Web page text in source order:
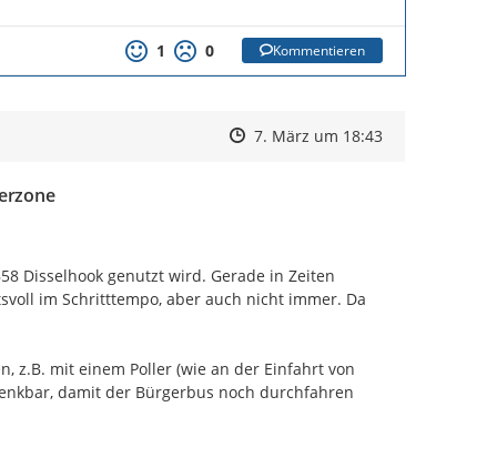
1 0 Kommentieren
Zeitpunkt des Erstellens
Zeitpunkt des Erstellens
7. März um 18:43Zur Äußerung
Disselhook genutzt wird. Gerade in Zeiten
im Schritttempo, aber auch nicht immer. Da
z.B. mit einem Poller (wie an der Einfahrt von
damit der Bürgerbus noch durchfahren